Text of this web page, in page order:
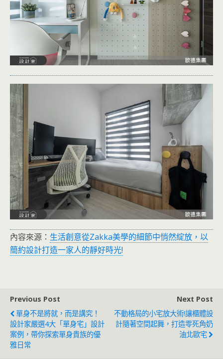
內容來源： 生活創意從Zakka美學的細節中悄然綻放，以
簡約設計打造一家人的靜好時光!
Previous Post
單身不是將就，而是講究！
設計家嚴選4大「單身宅」設計
案例，帶你探索單身貴族的優
雅日常
Next Post
不動格局的小宅放大術!讓櫃體設
計隨著空間起舞，打造零死角奶
油北歐宅